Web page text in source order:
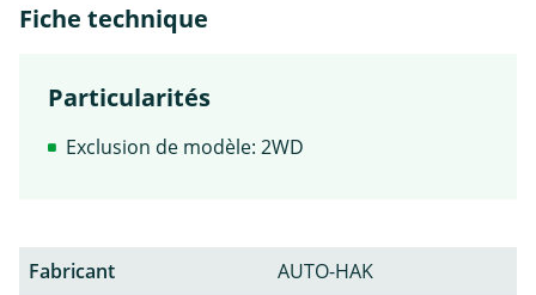
Fiche technique
Particularités
Exclusion de modèle: 2WD
Fabricant
AUTO-HAK